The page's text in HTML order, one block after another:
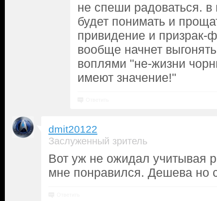
не спеши радоваться.
будет понимать и
привидение и призрак-
вообще начнет
воплями "не-жизни
имеют значение!"
dmit20122
Заслуженный зритель
Вот уж не ожидал учитывая
мне понравился. Дешева но